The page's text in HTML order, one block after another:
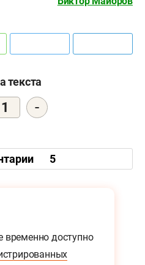
текста
1 -
5
временно доступно